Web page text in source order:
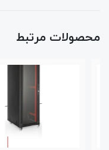
محصولات مرتبط